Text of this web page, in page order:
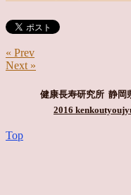
« Prev
Next »
健康長寿研究所 静岡
2016
Top